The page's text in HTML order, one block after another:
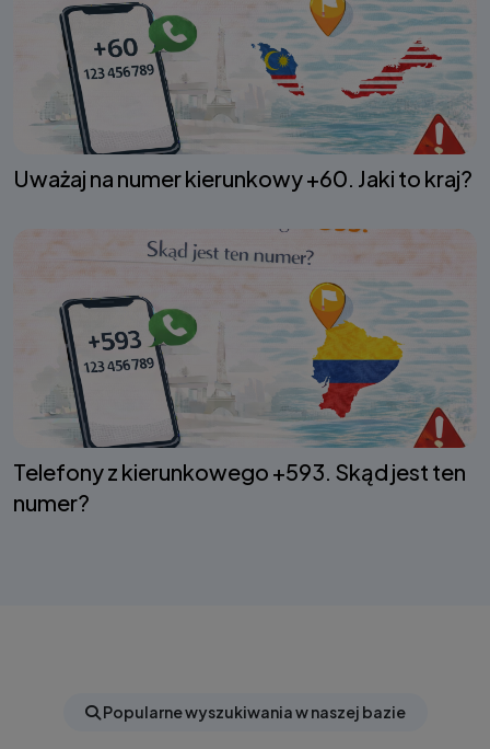
Uważaj na numer kierunkowy +60. Jaki to kraj?
Telefony z kierunkowego +593. Skąd jest ten
numer?
Popularne wyszukiwania w naszej bazie